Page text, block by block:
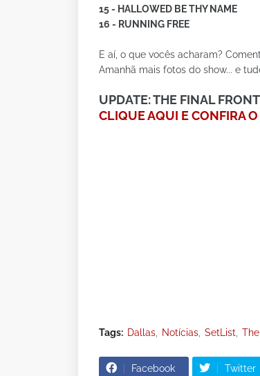
15 - HALLOWED BE THY NAME
16 - RUNNING FREE
E aí, o que vocês acharam?
Amanhã mais fotos do show... e
UPDATE: THE FINAL
CLIQUE AQUI E CONFIRA
Tags: Dallas Notícias SetList
Facebook Twitter